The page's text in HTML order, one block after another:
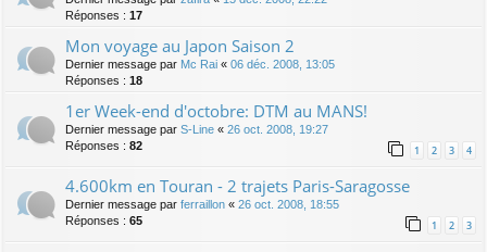
Réponses : 17
Mon voyage au Japon Saison 2
Dernier message par Mc Rai « 06 déc. 2008, 13:05
Réponses : 18
1er Week-end d'octobre: DTM au MANS!
Dernier message par S-Line « 26 oct. 2008, 19:27
Réponses : 82 1 2 3 4
4.600km en Touran - 2 trajets Paris-Saragosse
Dernier message par ferraillon « 26 oct. 2008, 18:55
Réponses : 65 1 2 3